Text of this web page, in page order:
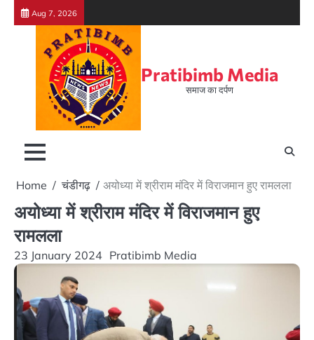
Skip
Aug 7, 2026
Pratibimb Media
समाज का दर्पण
Home चंडीगढ़ अयोध्या में श्रीराम मंदिर में विराजमान हुए रामलला
अयोध्या में श्रीराम मंदिर में विराजमान हुए
रामलला
23 January 2024 Pratibimb Media